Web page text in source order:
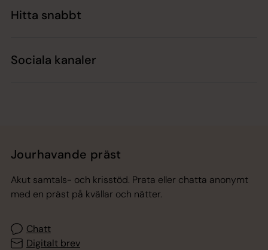
Hitta snabbt
Sociala kanaler
Jourhavande präst
Akut samtals- och krisstöd. Prata eller chatta anonymt
med en präst på kvällar och nätter.
Chatt
Digitalt brev